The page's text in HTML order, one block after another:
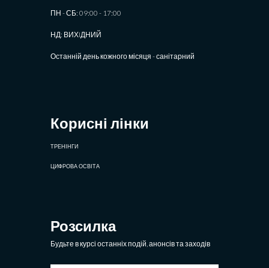
ПН - СБ: 09:00 - 17:00
НД: ВИХIДНИЙ
Останній день кожного місяця - санітарний
Корисні лінки
ТРЕНІНГИ
ЦИФРОВА ОСВІТА
Розсилка
Будьте в курсі останніх подій, анонсів та заходів